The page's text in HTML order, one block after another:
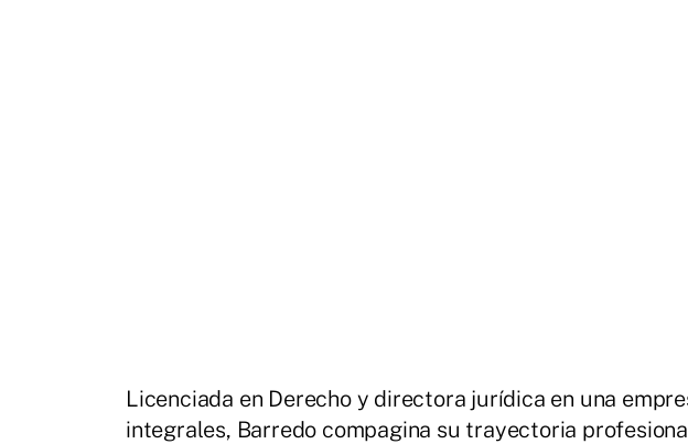
Licenciada en Derecho y directora jurídica en una
integrales, Barredo compagina su trayectoria